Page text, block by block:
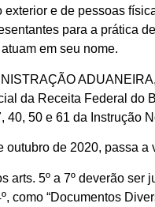
e de pessoas
para a prática
em seu nome.
da Receita Federal do
40, 50 e 61 da Instrução
outubro de 2020, passa
arts. 5º a 7º deverão
como “Documentos